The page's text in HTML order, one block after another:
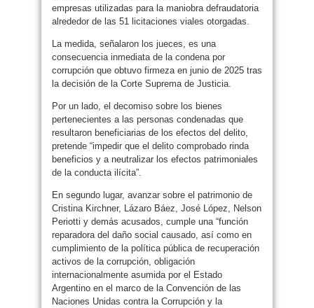
empresas utilizadas para la maniobra defraudatoria
alrededor de las 51 licitaciones viales otorgadas.
La medida, señalaron los jueces, es una
consecuencia inmediata de la condena por
corrupción que obtuvo firmeza en junio de 2025 tras
la decisión de la Corte Suprema de Justicia.
Por un lado, el decomiso sobre los bienes
pertenecientes a las personas condenadas que
resultaron beneficiarias de los efectos del delito,
pretende “impedir que el delito comprobado rinda
beneficios y a neutralizar los efectos patrimoniales
de la conducta ilícita”.
En segundo lugar, avanzar sobre el patrimonio de
Cristina Kirchner, Lázaro Báez, José López, Nelson
Periotti y demás acusados, cumple una “función
reparadora del daño social causado, así como en
cumplimiento de la política pública de recuperación
activos de la corrupción, obligación
internacionalmente asumida por el Estado
Argentino en el marco de la Convención de las
Naciones Unidas contra la Corrupción y la